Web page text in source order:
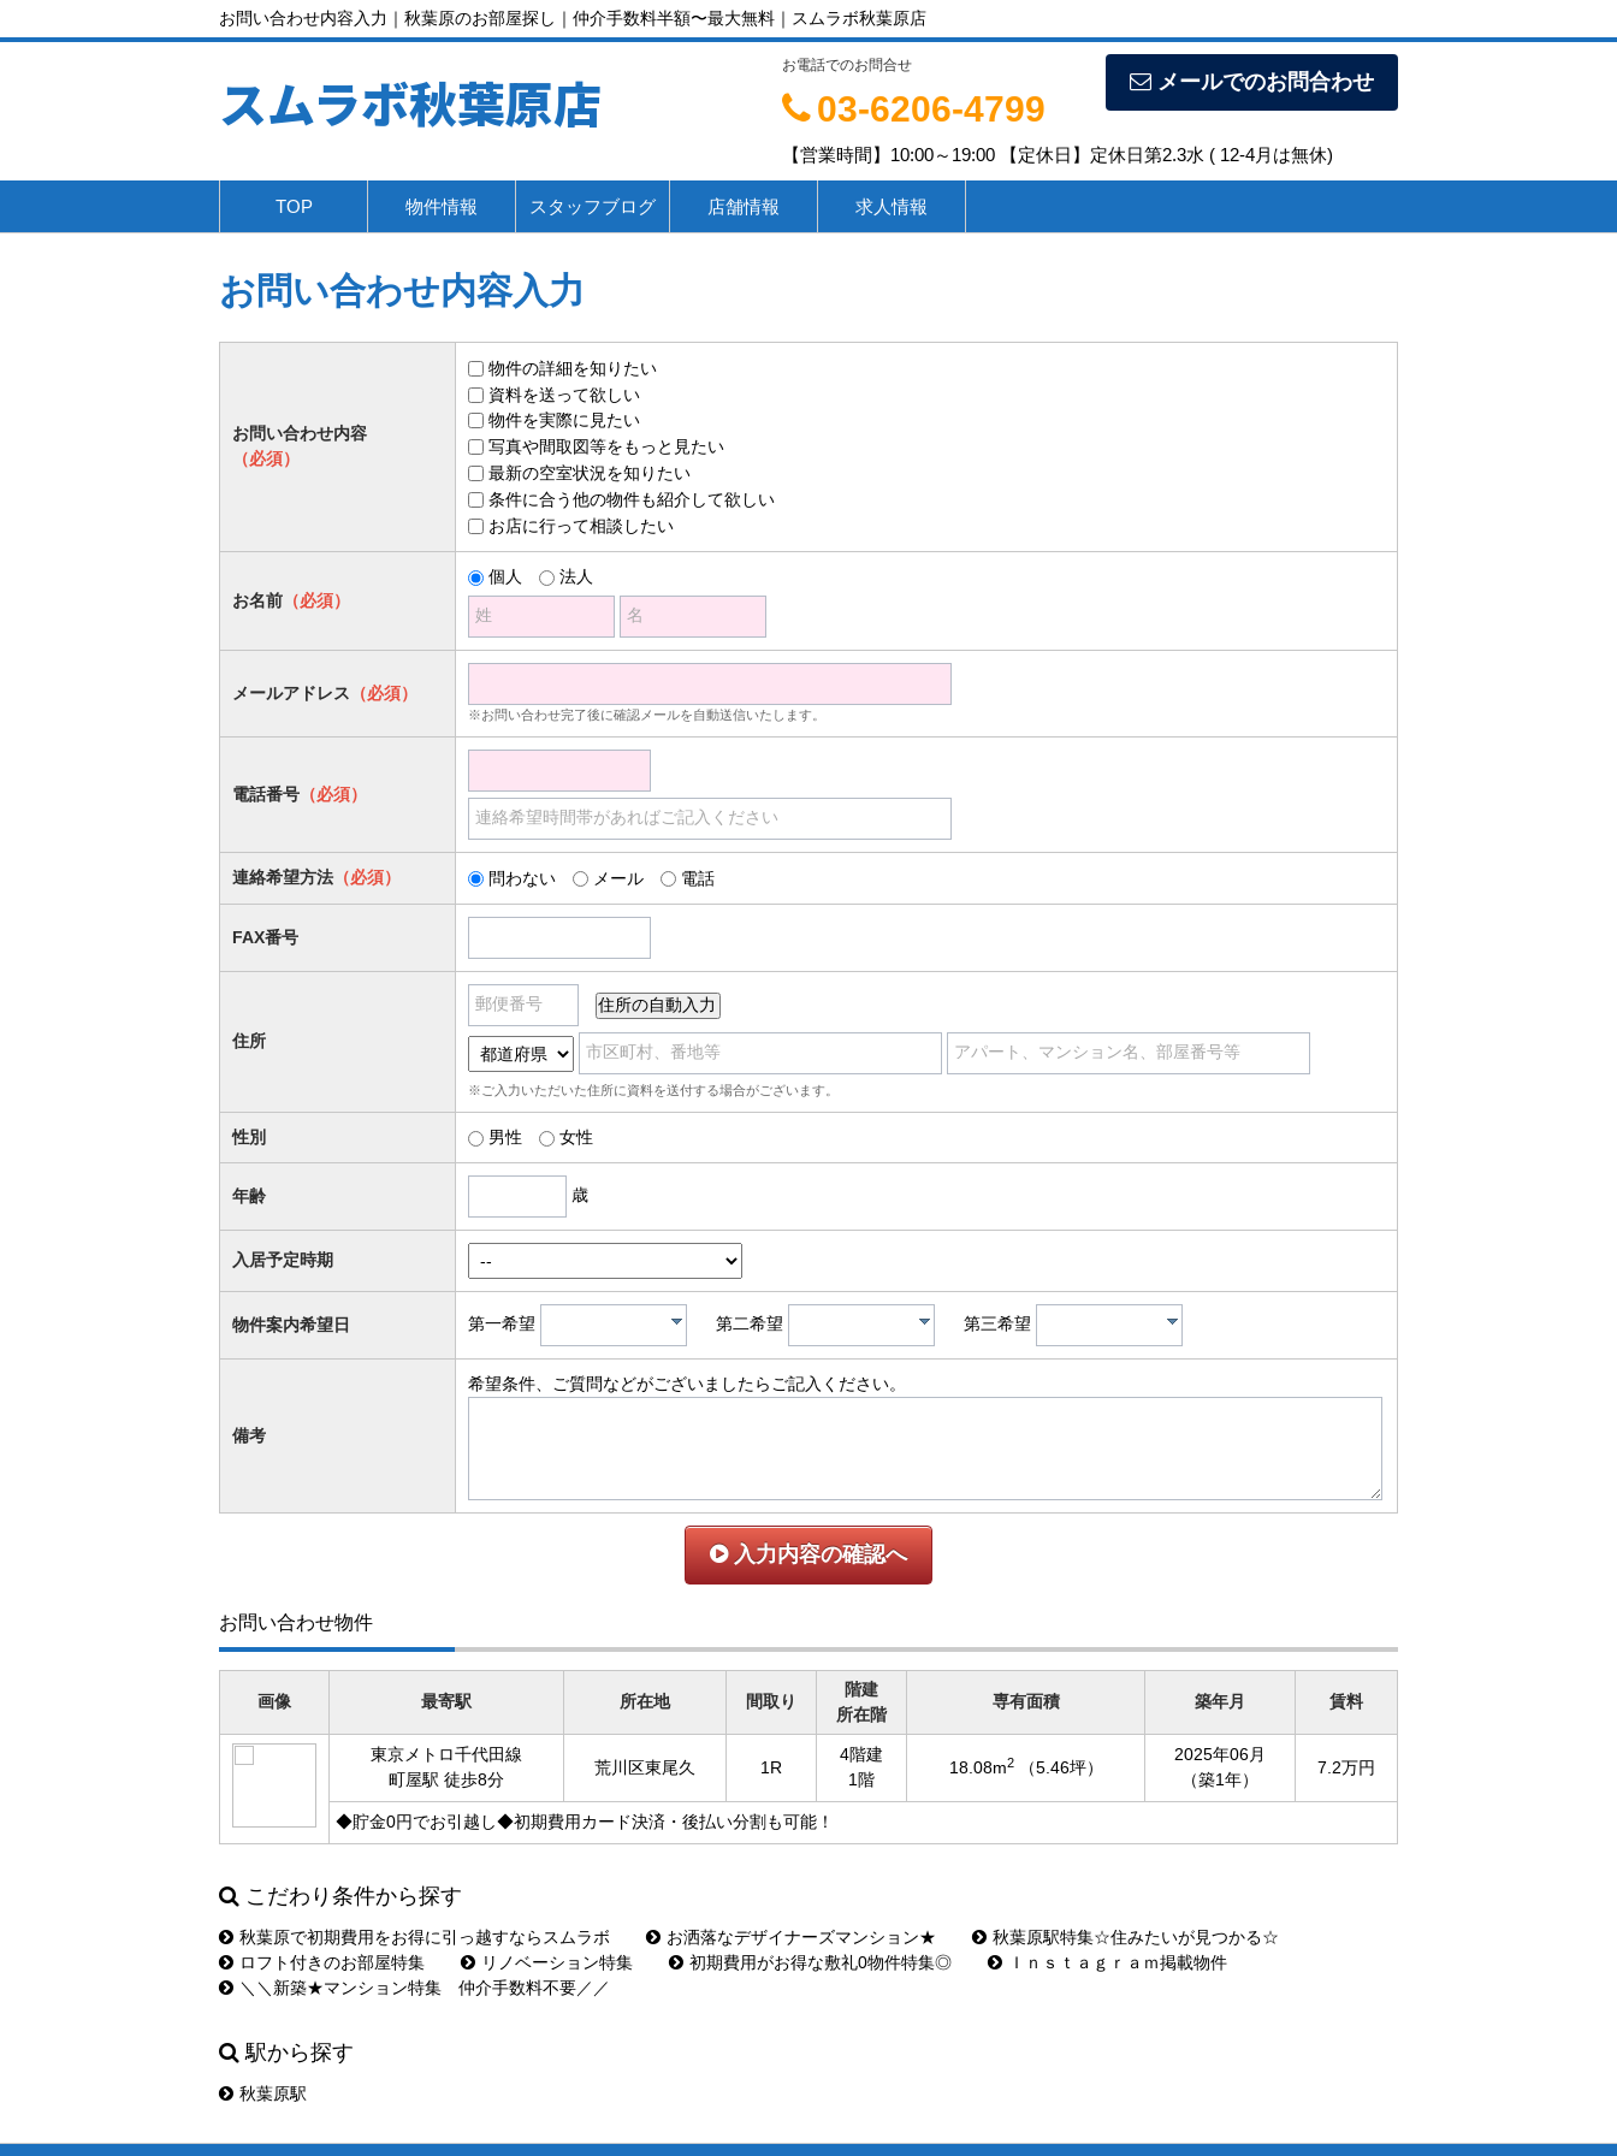
お問い合わせ内容入力｜秋葉原のお部屋探し｜仲介手数料半額〜最大無料｜スムラボ秋葉原店
スムラボ秋葉原店 メールでのお問合わせ
お電話でのお問合せ
03-6206-4799
【営業時間】10:00～19:00 【定休日】定休日第2.3水 ( 12-4月は無休)
TOP 物件情報 スタッフブログ 店舗情報 求人情報
お問い合わせ内容入力
お問い合わせ内容
（必須）
物件の詳細を知りたい
資料を送って欲しい
物件を実際に見たい
写真や間取図等をもっと見たい
最新の空室状況を知りたい
条件に合う他の物件も紹介して欲しい
お店に行って相談したい
お名前 （必須）
個人
法人
姓
名
メールアドレス （必須）
※お問い合わせ完了後に確認メールを自動送信いたします。
電話番号 （必須）
連絡希望時間帯があればご記入ください
連絡希望方法 （必須） 問わない メール 電話
FAX番号
住所
郵便番号
市区町村、番地等 アパート、マンション名、部屋番号等
※ご入力いただいた住所に資料を送付する場合がございます。
性別 男性 女性
年齢 歳
入居予定時期
物件案内希望日 第一希望 第二希望 第三希望
備考
希望条件、ご質問などがございましたらご記入ください。
入力内容の確認へ
お問い合わせ物件
画像 最寄駅 所在地 間取り
階建
所在階
専有面積 築年月 賃料
東京メトロ千代田線
町屋駅 徒歩8分
荒川区東尾久 1R
4階建
1階
18.08m2 （5.46坪）
2025年06月
（築1年）
7.2万円
◆貯金0円でお引越し◆初期費用カード決済・後払い分割も可能！
こだわり条件から探す
秋葉原で初期費用をお得に引っ越すならスムラボ お洒落なデザイナーズマンション★
秋葉原駅特集☆住みたいが見つかる☆
ロフト付きのお部屋特集
リノベーション特集 初期費用がお得な敷礼0物件特集◎
Ｉｎｓｔａｇｒａｍ掲載物件
＼＼新築★マンション特集 仲介手数料不要／／
駅から探す
秋葉原駅